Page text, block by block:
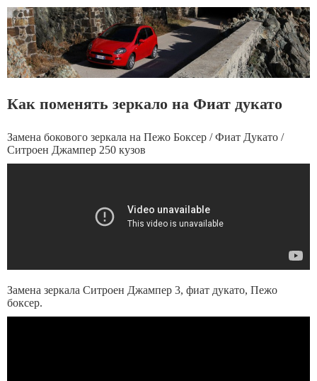
Как поменять зеркало на Фиат дукато
Замена бокового зеркала на Пежо Боксер / Фиат Дукато /
Ситроен Джампер 250 кузов
Замена зеркала Ситроен Джампер 3, фиат дукато, Пежо
боксер.